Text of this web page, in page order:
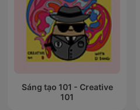
Sáng tạo 101 - Creative
101